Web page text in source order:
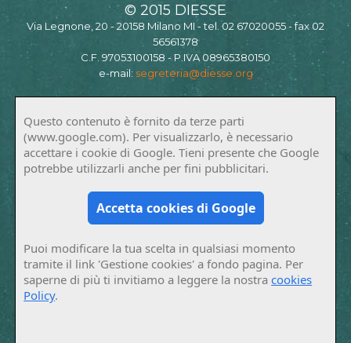
© 2015 DIESSE
Via Legnone, 20 - 20158 Milano MI - tel. 02 67020055 - fax 02
56561378
C.F. 97053100158 - P.IVA 08965380150
e-mail: segreteria@diesse.org
Questo contenuto è fornito da terze parti
(www.google.com). Per visualizzarlo, è necessario
accettare i cookie di Google. Tieni presente che Google
potrebbe utilizzarli anche per fini pubblicitari.
Accetta cookies di Google
Puoi modificare la tua scelta in qualsiasi momento
tramite il link 'Gestione cookies' a fondo pagina. Per
saperne di più ti invitiamo a leggere la nostracookies
Policy.